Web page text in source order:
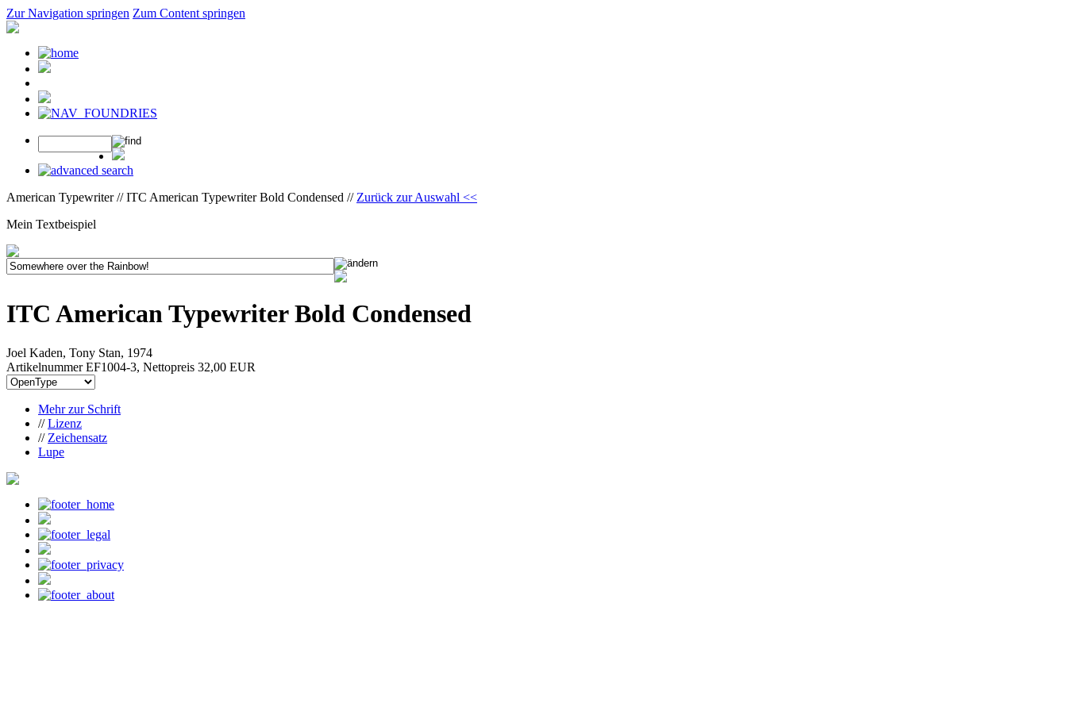
Zur Navigation springen Zum Content springen
American Typewriter // ITC American Typewriter Bold Condensed // Zurück zur Auswahl <<
Mein Textbeispiel
ITC American Typewriter Bold Condensed
Joel Kaden, Tony Stan, 1974
Artikelnummer EF1004-3, Nettopreis 32,00 EUR
Mehr zur Schrift
//Lizenz
// Zeichensatz
Lupe